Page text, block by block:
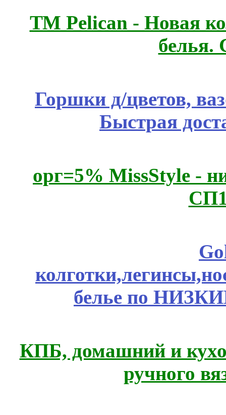
ТМ Pelican - Новая
белья.
Горшки д/цветов,
Быстрая
орг=5% MissStyle -
белье по
КПБ, домашний и
ручного